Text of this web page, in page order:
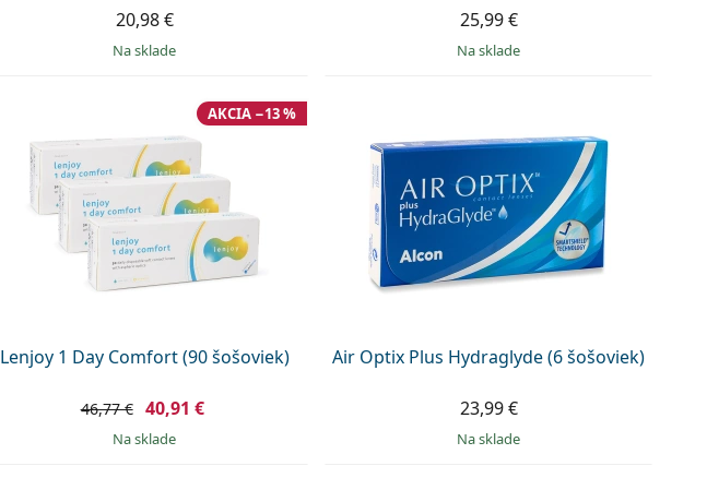
20,98 €
na sklade
25,99 €
na sklade
Lenjoy 1 Day Comfort (90 šošoviek)
AKCIA −13 %
46,77 € 40,91 €
na sklade
Air Optix Plus Hydraglyde (6 šošoviek)
23,99 €
na sklade